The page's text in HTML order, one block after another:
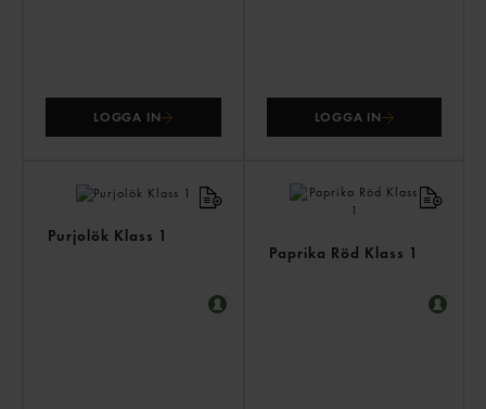
LOGGA IN LOGGA IN
Purjolök Klass 1
Paprika Röd Klass 1